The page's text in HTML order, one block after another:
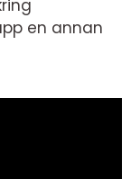
en annan